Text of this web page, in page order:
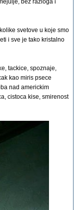
bez razloga i
svetove u koje smo
i sve je tako kristalno
tackice, spoznaje,
kao miris psece
nad americkim
cistoca kise, smirenost